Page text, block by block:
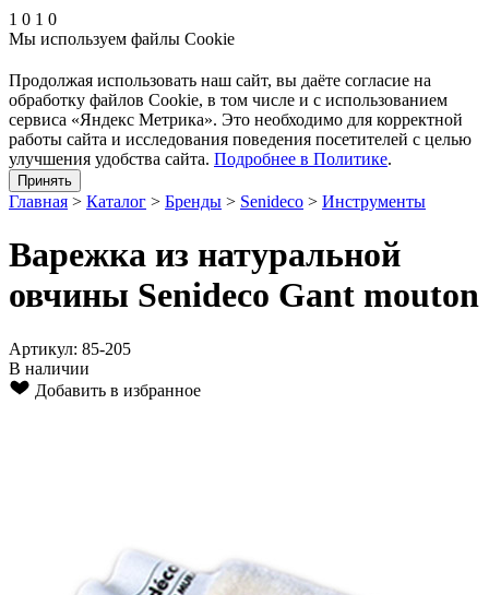
1 0 1 0
Мы используем файлы Cookie
Продолжая использовать наш cайт, вы даёте согласие на
обработку файлов Cookie, в том числе и с использованием
сервиса «Яндекс Метрика». Это необходимо для корректной
работы сайта и исследования поведения посетителей с целью
улучшения удобства сайта. Подробнее в Политике.
Принять
Главная > Каталог > Бренды > Senideco > Инструменты
Варежка из натуральной
овчины Senideco Gant mouton
Артикул: 85-205
В наличии
Добавить в избранное